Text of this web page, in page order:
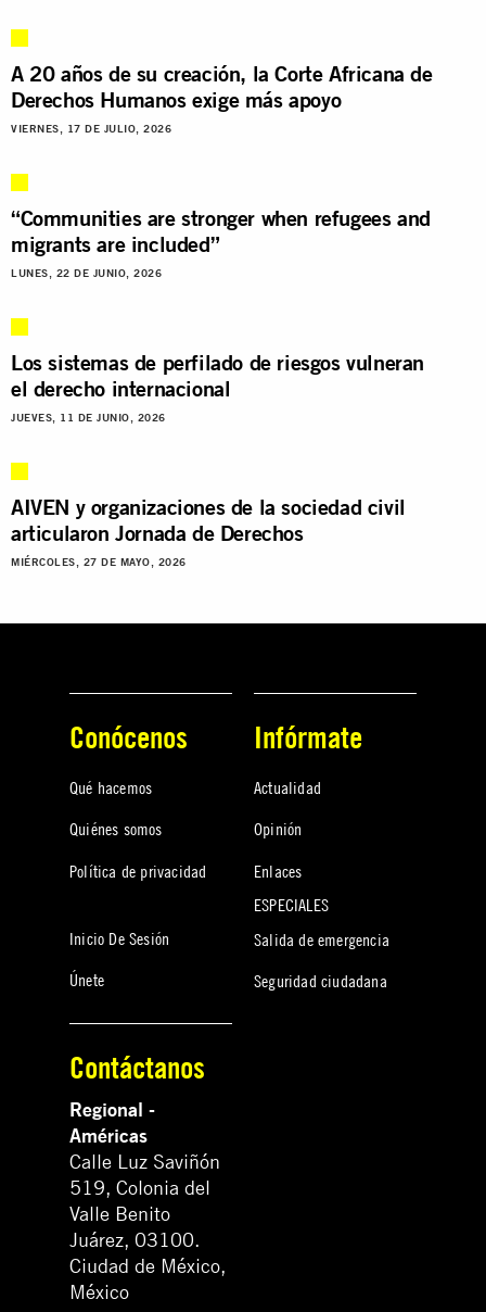
A 20 años de su creación, la Corte Africana de
Derechos Humanos exige más apoyo
VIERNES, 17 DE JULIO, 2026
“Communities are stronger when refugees and
migrants are included”
LUNES, 22 DE JUNIO, 2026
Los sistemas de perfilado de riesgos vulneran
el derecho internacional
JUEVES, 11 DE JUNIO, 2026
AIVEN y organizaciones de la sociedad civil
articularon Jornada de Derechos
MIÉRCOLES, 27 DE MAYO, 2026
Conócenos
Qué hacemos
Quiénes somos
Política de privacidad
Inicio De Sesión
Únete
Infórmate
Actualidad
Opinión
Enlaces
ESPECIALES
Salida de emergencia
Seguridad ciudadana
Contáctanos
Regional -
Américas
Calle Luz Saviñón
519, Colonia del
Valle Benito
Juárez, 03100.
Ciudad de México,
México